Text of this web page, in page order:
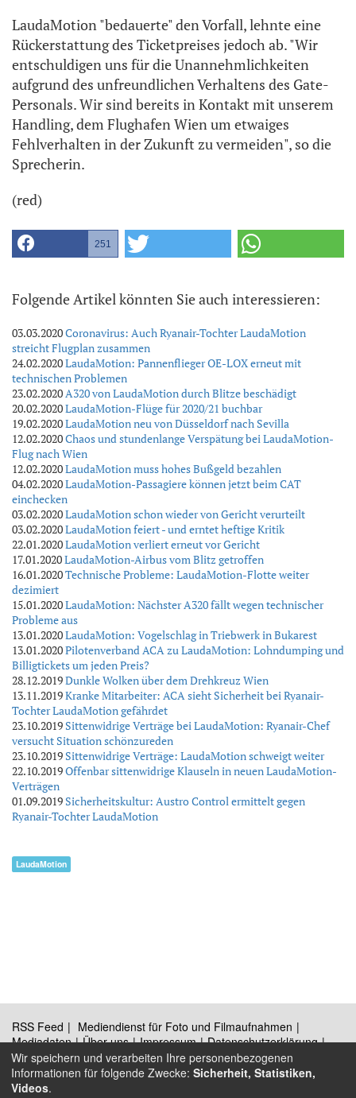
LaudaMotion "bedauerte" den Vorfall, lehnte eine
Rückerstattung des Ticketpreises jedoch ab. "Wir
entschuldigen uns für die Unannehmlichkeiten
aufgrund des unfreundlichen Verhaltens des Gate-
Personals. Wir sind bereits in Kontakt mit unserem
Handling, dem Flughafen Wien um etwaiges
Fehlverhalten in der Zukunft zu vermeiden", so die
Sprecherin.
(red)
251
Folgende Artikel könnten Sie auch interessieren:
03.03.2020Coronavirus: Auch Ryanair-Tochter LaudaMotion
streicht Flugplan zusammen
24.02.2020LaudaMotion: Pannenflieger OE-LOX erneut mit
technischen Problemen
23.02.2020A320 von LaudaMotion durch Blitze beschädigt
20.02.2020LaudaMotion-Flüge für 2020/21 buchbar
19.02.2020LaudaMotion neu von Düsseldorf nach Sevilla
12.02.2020Chaos und stundenlange Verspätung bei LaudaMotion-
Flug nach Wien
12.02.2020LaudaMotion muss hohes Bußgeld bezahlen
04.02.2020LaudaMotion-Passagiere können jetzt beim CAT
einchecken
03.02.2020LaudaMotion schon wieder von Gericht verurteilt
03.02.2020LaudaMotion feiert - und erntet heftige Kritik
22.01.2020LaudaMotion verliert erneut vor Gericht
17.01.2020LaudaMotion-Airbus vom Blitz getroffen
16.01.2020Technische Probleme: LaudaMotion-Flotte weiter
dezimiert
15.01.2020LaudaMotion: Nächster A320 fällt wegen technischer
Probleme aus
13.01.2020LaudaMotion: Vogelschlag in Triebwerk in Bukarest
13.01.2020Pilotenverband ACA zu LaudaMotion: Lohndumping und
Billigtickets um jeden Preis?
28.12.2019Dunkle Wolken über dem Drehkreuz Wien
13.11.2019Kranke Mitarbeiter: ACA sieht Sicherheit bei Ryanair-
Tochter LaudaMotion gefährdet
23.10.2019 Sittenwidrige Verträge bei LaudaMotion: Ryanair-Chef
versucht Situation schönzureden
23.10.2019 Sittenwidrige Verträge: LaudaMotion schweigt weiter
22.10.2019Offenbar sittenwidrige Klauseln in neuen LaudaMotion-
Verträgen
01.09.2019 Sicherheitskultur: Austro Control ermittelt gegen
Ryanair-Tochter LaudaMotion
LaudaMotion
RSS Feed
Mediendienst für Foto und Filmaufnahmen
Mediadaten
Über uns Impressum
Datenschutzerklärung
Kontakt
Wir speichern und verarbeiten Ihre personenbezogenen
Informationen für folgende Zwecke: Sicherheit, Statistiken,
Videos.